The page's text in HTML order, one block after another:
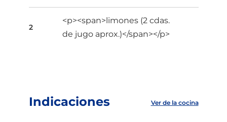
2
<p><span>limones (2 cdas.
de jugo aprox.)</span></p>
Indicaciones Ver de la cocina